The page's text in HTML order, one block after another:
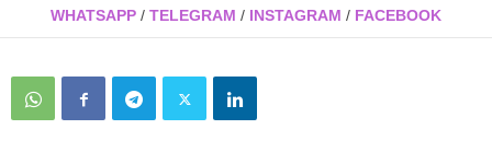
WHATSAPP / TELEGRAM / INSTAGRAM / FACEBOOK